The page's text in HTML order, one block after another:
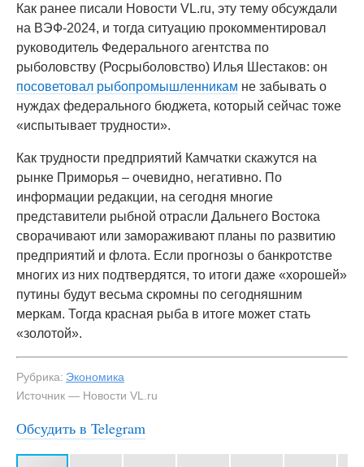
Как ранее писали Новости VL.ru, эту тему обсуждали
на ВЭФ-2024, и тогда ситуацию прокомментировал
руководитель Федерального агентства по
рыболовству (Росрыболовство) Илья Шестаков: он
посоветовал рыбопромышленникам не забывать о
нуждах федерального бюджета, который сейчас тоже
«испытывает трудности».
Как трудности предприятий Камчатки скажутся на
рынке Приморья – очевидно, негативно. По
информации редакции, на сегодня многие
представители рыбной отрасли Дальнего Востока
сворачивают или замораживают планы по развитию
предприятий и флота. Если прогнозы о банкротстве
многих из них подтвердятся, то итоги даже «хорошей»
путины будут весьма скромны по сегодняшним
меркам. Тогда красная рыба в итоге может стать
«золотой».
Рубрика: Экономика
Источник — Новости VL.ru
Обсудить в Telegram